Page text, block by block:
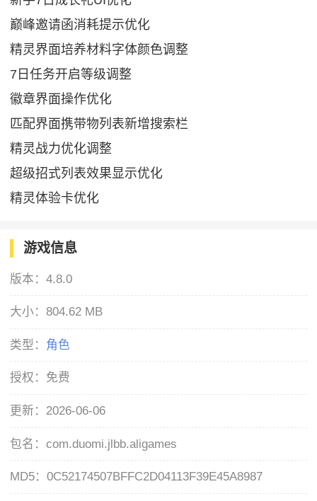
巅峰邀请函消耗提示优化
精灵界面培养材料字体颜色调整
7日任务开启等级调整
徽章界面操作优化
匹配界面携带物列表新增搜索栏
精灵战力优化调整
超级招式列表效果显示优化
精灵体验卡优化
游戏信息
版本：4.8.0
大小：804.62 MB
类型： 角色
授权： 免费
更新： 2026-06-06
包名：com.duomi.jlbb.aligames
MD5：0C52174507BFFC2D04113F39E45A8987